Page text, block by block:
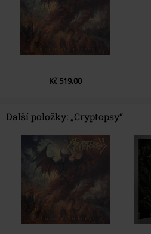
Kč 519,00
Další položky: „Cryptopsy“